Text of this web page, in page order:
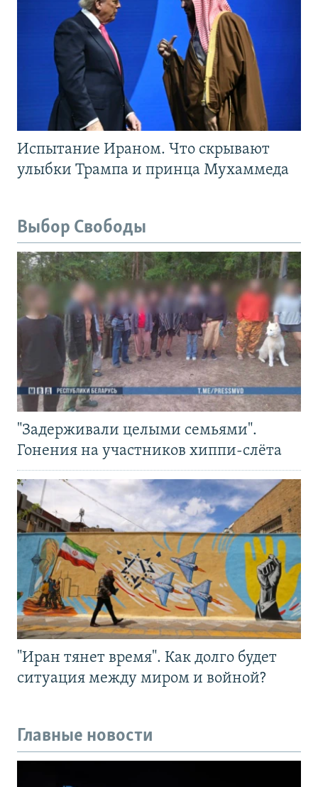
Испытание Ираном. Что скрывают
улыбки Трампа и принца Мухаммеда
Выбор Свободы
"Задерживали целыми семьями".
Гонения на участников хиппи-слёта
"Иран тянет время". Как долго будет
ситуация между миром и войной?
Главные новости